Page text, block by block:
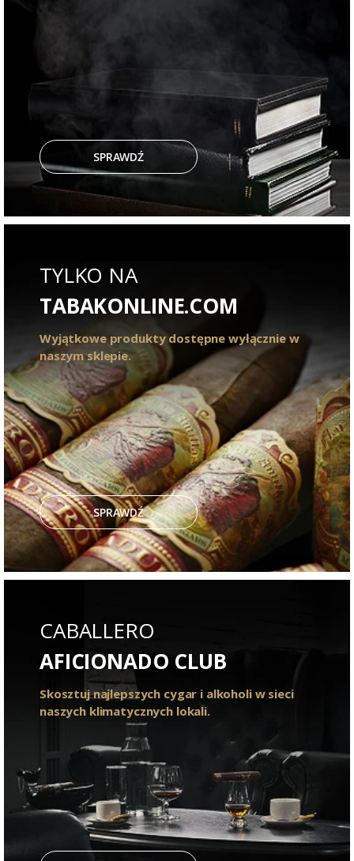
SPRAWDŹ
TYLKO NA
TABAKONLINE.COM
Wyjątkowe produkty dostępne wyłącznie w
naszym sklepie.
SPRAWDŹ
CABALLERO
AFICIONADO CLUB
Skosztuj najlepszych cygar i alkoholi w sieci
naszych klimatycznych lokali.